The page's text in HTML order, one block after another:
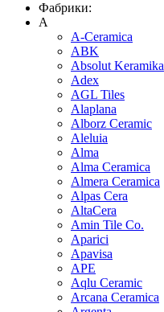
Фабрики:
A
A-Ceramica
ABK
Absolut Keramika
Adex
AGL Tiles
Alaplana
Alborz Ceramic
Aleluia
Alma
Alma Ceramica
Almera Ceramica
Alpas Cera
AltaCera
Amin Tile Co.
Aparici
Apavisa
APE
Aqlu Ceramic
Arcana Ceramica